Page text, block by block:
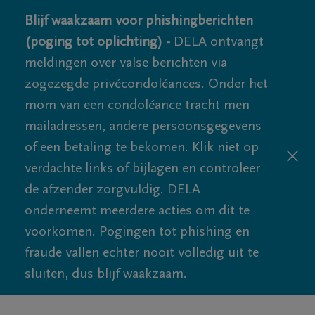
Blijf waakzaam voor phishingberichten
(poging tot oplichting) - DELA ontvangt
meldingen over valse berichten via
zogezegde privécondoléances. Onder het
mom van een condoléance tracht men
mailadressen, andere persoonsgegevens
of een betaling te bekomen. Klik niet op
verdachte links of bijlagen en controleer
de afzender zorgvuldig. DELA
onderneemt meerdere acties om dit te
voorkomen. Pogingen tot phishing en
fraude vallen echter nooit volledig uit te
sluiten, dus blijf waakzaam.